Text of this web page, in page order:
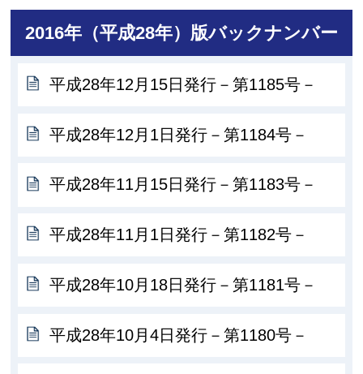
2016年（平成28年）版バックナンバー
平成28年12月15日発行－第1185号－
平成28年12月1日発行－第1184号－
平成28年11月15日発行－第1183号－
平成28年11月1日発行－第1182号－
平成28年10月18日発行－第1181号－
平成28年10月4日発行－第1180号－